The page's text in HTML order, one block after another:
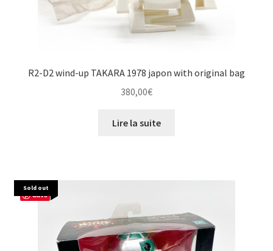
R2-D2 wind-up TAKARA 1978 japon with original bag
380,00€
Lire la suite
Sold out
Save